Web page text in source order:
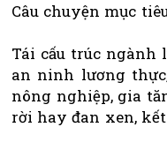
Câu chuyện mục
Tái cấu trúc ngành
an ninh lương
nông nghiệp, gia
rời hay đan xen,